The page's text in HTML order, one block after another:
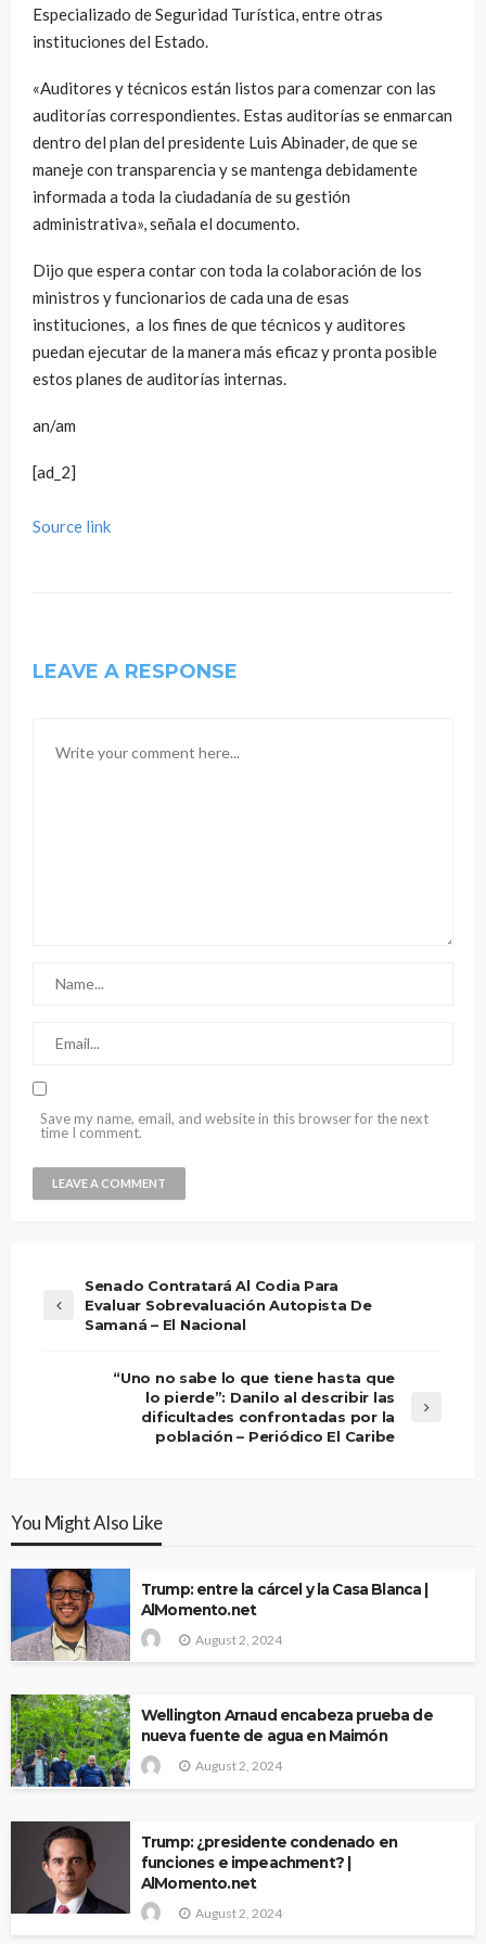
Especializado de Seguridad Turística, entre otras
instituciones del Estado.
«Auditores y técnicos están listos para comenzar con las
auditorías correspondientes. Estas auditorías se enmarcan
dentro del plan del presidente Luis Abinader, de que se
maneje con transparencia y se mantenga debidamente
informada a toda la ciudadanía de su gestión
administrativa», señala el documento.
Dijo que espera contar con toda la colaboración de los
ministros y funcionarios de cada una de esas
instituciones, a los fines de que técnicos y auditores
puedan ejecutar de la manera más eficaz y pronta posible
estos planes de auditorías internas.
an/am
[ad_2]
Source link
LEAVE A RESPONSE
Save my name, email, and website in this browser for the next
time I comment.
Senado Contratará Al Codia Para
Evaluar Sobrevaluación Autopista De
Samaná – El Nacional
“Uno no sabe lo que tiene hasta que
lo pierde”: Danilo al describir las
dificultades confrontadas por la
población – Periódico El Caribe
You Might Also Like
Trump: entre la cárcel y la Casa Blanca |
AlMomento.net
August 2, 2024
Wellington Arnaud encabeza prueba de
nueva fuente de agua en Maimón
August 2, 2024
Trump: ¿presidente condenado en
funciones e impeachment? |
AlMomento.net
August 2, 2024